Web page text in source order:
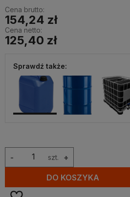
Cena brutto:
154,24 zł
Cena netto:
125,40 zł
Sprawdź także:
szt. +
-
DO KOSZYKA